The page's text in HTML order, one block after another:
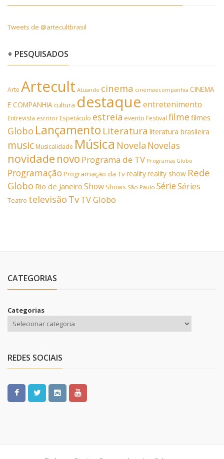
Tweets de @artecultbrasil
+ PESQUISADOS
Arte Artecult Atuando cinema cinemaecompanhia CINEMA
E COMPANHIAcultura destaque entretenimento
Entrevista escritor Espetáculo estreia evento Festival filmefilmes
Globo Lançamento Literatura literatura brasileira
music Musicalidade Música Novela Novelas
novidade novo Programa de TV Programas Globo
Programação Programação da Tvrealityreality show Rede
Globo Rio de Janeiro Show Shows São Paulo SérieSéries
Teatro televisão TvTV Globo
CATEGORIAS
Categorias
REDES SOCIAIS